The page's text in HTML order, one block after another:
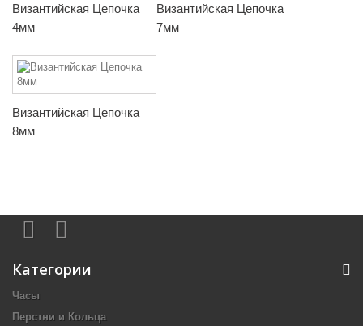
Византийская Цепочка
4мм
Византийская Цепочка
7мм
Византийская Цепочка
8мм
Категории
Часы
Перстни и Кольца